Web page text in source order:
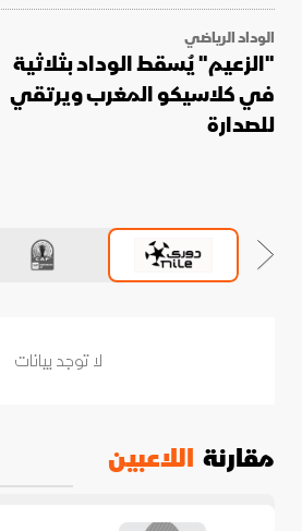
الوداد الرياضي
"الزعيم" يُسقط الوداد بثلاثية
في كلاسيكو المغرب ويرتقي
للصدارة
لا توجد بيانات
مقارنة اللاعبين